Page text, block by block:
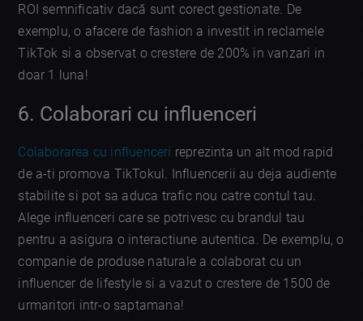
ROI semnificativ dacă sunt corect gestionate. De
exemplu, o afacere de fashion a investit in reclamele
TikTok si a observat o crestere de 200% in vanzari in
doar 1 luna!
6. Colaborari cu influenceri
Colaborarea cu influenceri reprezinta un alt mod rapid
de a-ti promova TikTokul. Influencerii au deja audiente
stabilite si pot sa aduca trafic nou catre contul tau.
Alege influenceri care se potrivesc cu brandul tau
pentru a asigura o interactiune autentica. De exemplu, o
companie de produse naturale a colaborat cu un
influencer de lifestyle si a vazut o crestere de 1500 de
urmaritori intr-o saptamana!